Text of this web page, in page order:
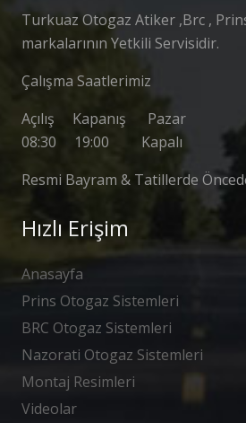
Turkuaz Otogaz Atiker ,Brc ,
markalarının Yetkili Servisidir.
Çalışma Saatlerimiz
Açılış Kapanış Pazar
08:30 19:00 Kapalı
Resmi Bayram & Tatillerde
Hızlı Erişim
Anasayfa
Prins Otogaz Sistemleri
BRC Otogaz Sistemleri
Nazorati Otogaz Sistemleri
Montaj Resimleri
Videolar